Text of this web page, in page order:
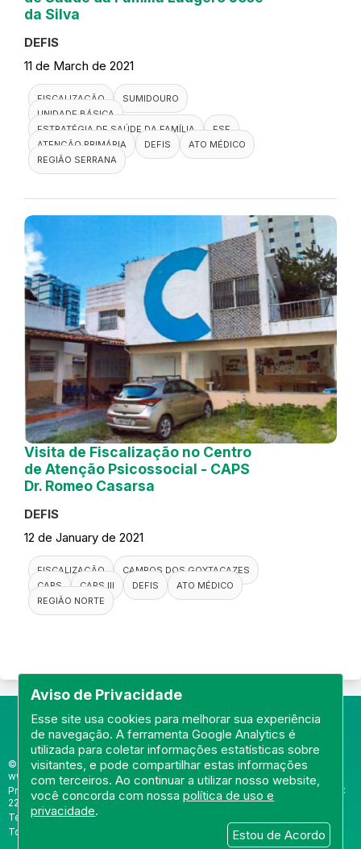
Aviso de Privacidade
Esse site usa cookies para melhorar sua experiência
de navegação. A ferramenta Google Analytics é
utilizada para coletar informações estatísticas sobre
visitantes, e pode compartilhar estas informações
com terceiros. Ao continuar a utilizar nosso website,
você concorda com nossapolítica de uso e
privacidade.
Estou de Acordo
da Silva
DEFIS
11 de March de 2021
FISCALIZAÇÃO
SUMIDOURO
UNIDADE BÁSICA
ESTRATÉGIA DE SAÚDE DA FAMÍLIA
ESF
ATENÇÃO PRIMÁRIA
DEFIS
ATO MÉDICO
REGIÃO SERRANA
Visita de Fiscalização no Centro
de Atenção Psicossocial - CAPS
Dr. Romeo Casarsa
DEFIS
12 de January de 2021
FISCALIZAÇÃO
CAMPOS DOS GOYTACAZES
CAPS
CAPS III DEFIS
ATO MÉDICO
REGIÃO NORTE
© Portal do Conselho Regional de Medicina do Rio de Janeiro -
www.cremerj.org.br
Praia de Botafogo (228), loja 119b - Botafogo - Rio de Janeiro/RJ - CEP:
22250-145
Tel: (21) 3184-7050 /
Todos os direitos reservados 2013-2026